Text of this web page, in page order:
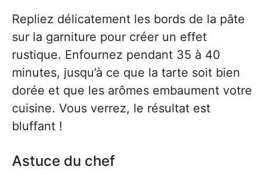
Repliez délicatement les bords de la pâte
sur la garniture pour créer un effet
rustique. Enfournez pendant 35 à 40
minutes, jusqu’à ce que la tarte soit bien
dorée et que les arômes embaument votre
cuisine. Vous verrez, le résultat est
bluffant !
Astuce du chef